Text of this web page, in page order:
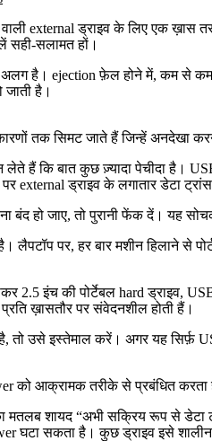
वाली external ड्राइव के लिए एक
सही-सलामत हों।
अलग है। ejection फ़ेल होने में, कम से
है।
तक सिमट जाते हैं जिन्हें अनदेखा
हैं कि बात कुछ ज़्यादा पेचीदा है।
external ड्राइव के लगातार डेटा
बंद हो जाए, तो पुरानी फेंक दें। यह
लैपटॉप पर, हर बार मशीन हिलाने
2.5 इंच की पोर्टेबल hard ड्राइव,
ख़ासतौर पर संवेदनशील होती हैं।
तो उसे इस्तेमाल करें। अगर यह सिर्फ़
को आक्रामक तरीके से प्रबंधित
मतलब शायद “अभी सक्रिय रूप से
घटा सकता है। कुछ ड्राइव इसे